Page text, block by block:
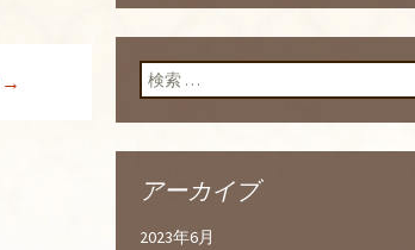
→ 検索:
アーカイブ
2023年6月